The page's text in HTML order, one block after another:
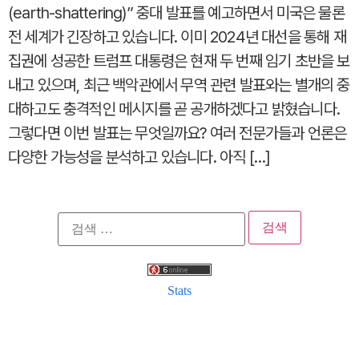
(earth-shattering)” 중대 발표를 예고하면서 미국은 물론
전 세계가 긴장하고 있습니다. 이미 2024년 대선을 통해 재
집권에 성공한 트럼프 대통령은 현재 두 번째 임기 초반을 보
내고 있으며, 최근 백악관에서 무역 관련 발표와는 별개의 중
대하고도 충격적인 메시지를 곧 공개하겠다고 밝혔습니다.
그렇다면 이번 발표는 무엇일까요? 여러 전문가들과 언론은
다양한 가능성을 분석하고 있습니다. 아직 […]
검
색:
Stats